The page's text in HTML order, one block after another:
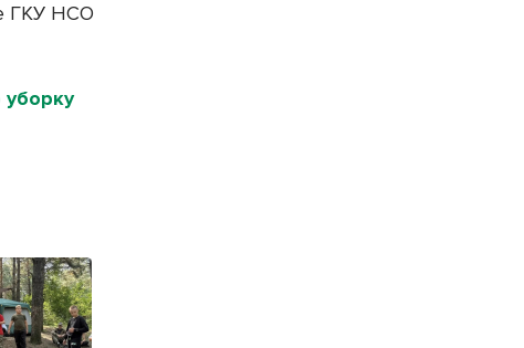
ГКУ НСО
уборку